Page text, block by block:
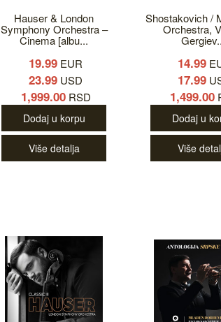
Hauser & London
Symphony Orchestra ‎–
Cinema [albu...
19.99 EUR
23.99 USD
1,999.00RSD
Dodaj u korpu
Više detalja
Shostakovich /
Orchestra,
14.99
17.99
1,499.00
Dodaj u
Više